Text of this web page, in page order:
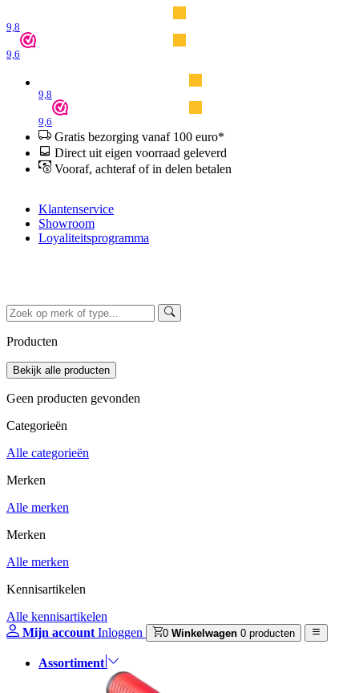
9,8
9,6
9,8
9,6
Gratis bezorging vanaf 100 euro*
Direct uit eigen voorraad geleverd
Vooraf, achteraf of in delen betalen
Klantenservice
Showroom
Loyaliteitsprogramma
Producten
Geen producten gevonden
Categorieën
Alle categorieën
Merken
Alle merken
Merken
Alle merken
Kennisartikelen
Alle kennisartikelen
Mijn account Inloggen 0 Winkelwagen 0 producten
Assortiment